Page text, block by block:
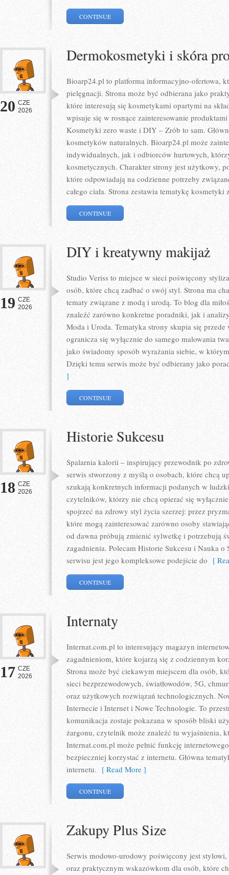
CONTINUE
20 CZE
2026
Dermokosmetyki i skóra
Bioarp24.pl to platforma informacyjno-ofertowa,
pielęgnacji. Strona może być odbierana jako
które interesują się kosmetykami opartymi na
wpisuje się w rosnące zainteresowanie
Kosmetyki zero waste i DIY – Zrób to sam.
kosmetyków naturalnych. Bioarp24.pl może
indywidualnych, jak i odbiorców hurtowych,
kosmetycznych. Charakter strony jest użytkowy,
które odpowiadają na codzienne potrzeby
całego ciała. Strona zestawia tematykę kosmetyki
CONTINUE
19 CZE
2026
DIY i kreatywny makijaż
Studio Veriss to miejsce w sieci poświęcony
osób, które chcą zadbać o swój styl. Strona ma
tematy związane z modą i urodą. To blog dla
znaleźć zarówno konkretne poradniki, jak i
Moda i Uroda. Tematyka strony skupia się
ogranicza się wyłącznie do samego malowania
jako świadomy sposób wyrażania siebie, w
Dzięki temu serwis może być odbierany jako
]
CONTINUE
18 CZE
2026
Historie Sukcesu
Spalarnia kalorii – inspirujący przewodnik po
serwis stworzony z myślą o osobach, które chcą
szukają konkretnych informacji podanych w
czytelników, którzy nie chcą opierać się
spojrzeć na zdrowy styl życia szerzej: przez
które mogą zainteresować zarówno osoby
od dawna próbują zmienić sylwetkę i potrzebują
zagadnienia. Polecam Historie Sukcesu i Nauka
serwisu jest jego kompleksowe podejście do [
CONTINUE
17 CZE
2026
Internaty
Internat.com.pl to interesujący magazyn
zagadnieniom, które kojarzą się z codziennym
Strona może być ciekawym miejscem dla osób,
sieci bezprzewodowych, światłowodów, 5G,
oraz użytkowych rozwiązań technologicznych.
Internecie i Internet i Nowe Technologie. To
komunikacja zostaje pokazana w sposób bliski
żargonu, czytelnik może znaleźć tu wyjaśnienia,
Internat.com.pl może pełnić funkcję
bezpieczniej korzystać z internetu. Główna
internetu. [ Read More ]
CONTINUE
Zakupy Plus Size
Serwis modowo-urodowy poświęcony jest
oraz praktycznym wskazówkom dla osób, które